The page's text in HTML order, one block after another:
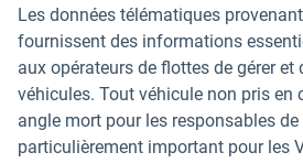
Les données télématiques
fournissent des informations
aux opérateurs de flottes de gérer et
véhicules. Tout véhicule non pris en
angle mort pour les responsables
particulièrement important pour les